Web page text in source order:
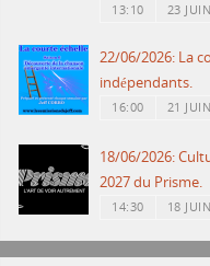
13:10 23
22/06/2026: La
indépendants.
16:00 21
18/06/2026:
2027 du Prisme.
14:30 18